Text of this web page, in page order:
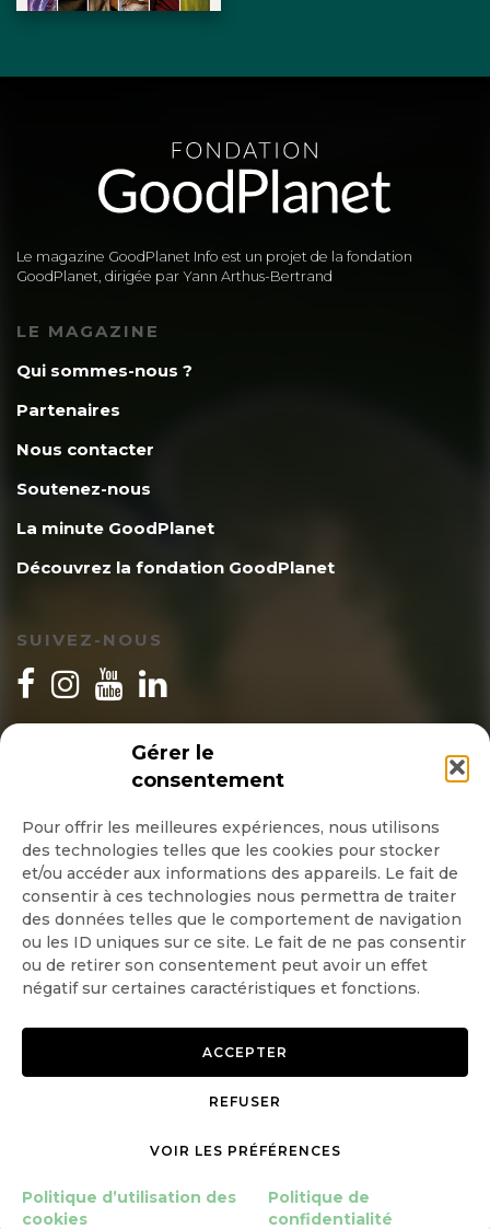
Gérer le
consentement
Pour offrir les meilleures expériences, nous utilisons
des technologies telles que les cookies pour stocker
et/ou accéder aux informations des appareils. Le fait de
consentir à ces technologies nous permettra de traiter
des données telles que le comportement de navigation
ou les ID uniques sur ce site. Le fait de ne pas consentir
ou de retirer son consentement peut avoir un effet
négatif sur certaines caractéristiques et fonctions.
ACCEPTER
REFUSER
VOIR LES PRÉFÉRENCES
Politique d’utilisation des
cookies
Politique de
confidentialité
Le magazine GoodPlanet Info est un projet de la fondation
GoodPlanet, dirigée par Yann Arthus-Bertrand
LE MAGAZINE
Qui sommes-nous ?
Partenaires
Nous contacter
Soutenez-nous
La minute GoodPlanet
Découvrez la fondation GoodPlanet
SUIVEZ-NOUS
INSCRIPTION NEWSLETTER
Quotidienne
Hebdo
OK
Politique de confidentialité
Gérer le consentement